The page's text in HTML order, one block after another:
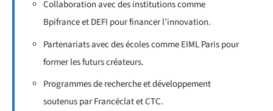
Collaboration avec des institutions comme
Bpifrance et DEFI pour financer l’innovation.
Partenariats avec des écoles comme EIML Paris pour
former les futurs créateurs.
Programmes de recherche et développement
soutenus par Francéclat et CTC.